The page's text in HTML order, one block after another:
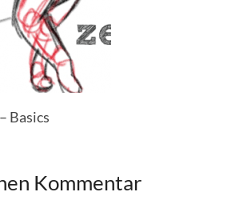
Basics
Kommentar